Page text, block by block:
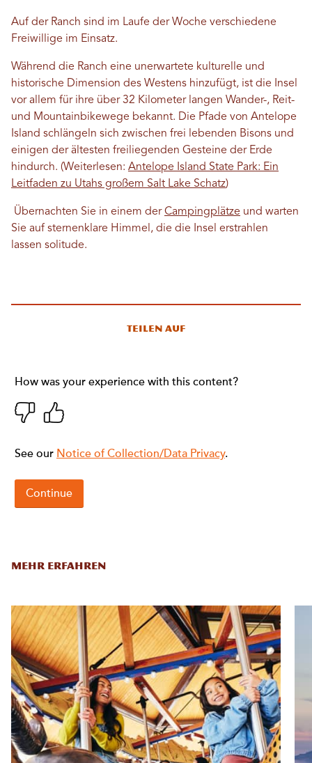
Auf der Ranch sind im Laufe der Woche verschiedene
Freiwillige im Einsatz.
Während die Ranch eine unerwartete kulturelle und
historische Dimension des Westens hinzufügt, ist die Insel
vor allem für ihre über 32 Kilometer langen Wander-, Reit-
und Mountainbikewege bekannt. Die Pfade von Antelope
Island schlängeln sich zwischen frei lebenden Bisons und
einigen der ältesten freiliegenden Gesteine ​​der Erde
hindurch. (Weiterlesen: Antelope Island State Park: Ein
Leitfaden zu Utahs großem Salt Lake Schatz)
Übernachten Sie in einem derCampingplätze und warten
Sie auf sternenklare Himmel, die die Insel erstrahlen
lassen solitude.
Teilen auf
MEHR ERFAHREN